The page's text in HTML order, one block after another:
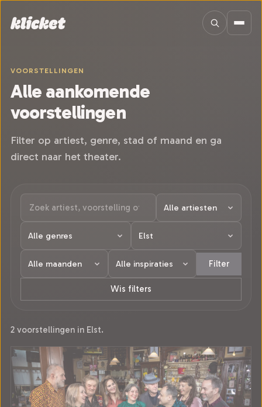
VOORSTELLINGEN
Alle aankomende
voorstellingen
Filter op artiest, genre, stad of maand en ga
direct naar het theater.
Filter
Wis filters
2 voorstellingen in Elst.